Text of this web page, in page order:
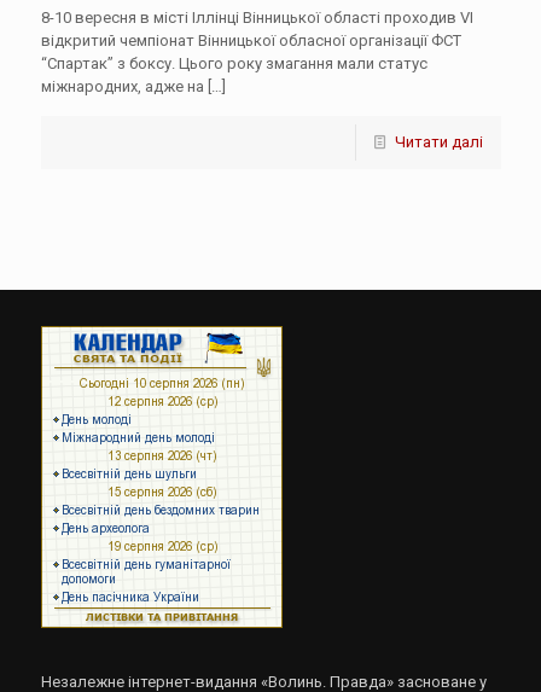
8-10 вересня в місті Іллінці Вінницької області проходив VІ
відкритий чемпіонат Вінницької обласної організації ФСТ
“Спартак” з боксу. Цього року змагання мали статус
міжнародних, адже на […]
Читати далі
Незалежне інтернет-видання «Волинь. Правда» засноване у